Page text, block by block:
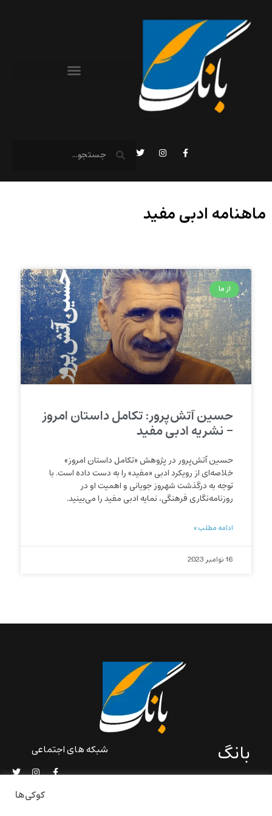
ماهنامه ادبی مفید
از ما
حسین آتش‌‌پرور: تکامل داستان امروز
– نشریه ادبی مفید
حسین آتش‌پرور در پژوهش «تکامل داستان امروز»
خلاصه‌ای از رویکرد ادبی «مفید» را به دست داده است. با
توجه به درگذشت شهروز جویانی و اهمیت او در
روزنامه‌نگاری فرهنگی، نمایه ادبی مفید را می‌بینید.
ادامه مطلب »
16 نوامبر 2023
بانگ شبکه های اجتماعی
کوکی‌ها